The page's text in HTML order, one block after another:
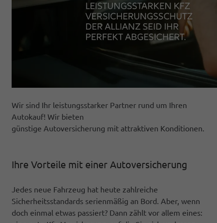
Wir sind Ihr leistungsstarker Partner rund um Ihren
Autokauf! Wir bieten
günstige Autoversicherung mit attraktiven Konditionen.
Ihre Vorteile mit einer Autoversicherung
Jedes neue Fahrzeug hat heute zahlreiche
Sicherheitsstandards serienmäßig an Bord. Aber, wenn
doch einmal etwas passiert? Dann zählt vor allem eines: